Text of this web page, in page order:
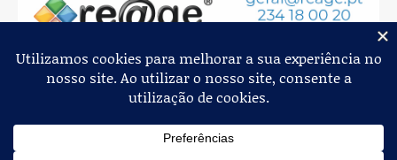
Jornal de Albergaria,2026© Todos os Direitos Reservados
Estatuto Editorial